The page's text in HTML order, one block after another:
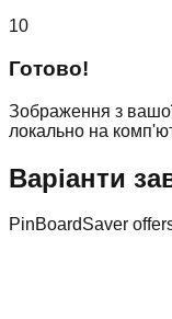
10
Готово!
Зображення з
локально на
Варіанти
PinBoardSaver